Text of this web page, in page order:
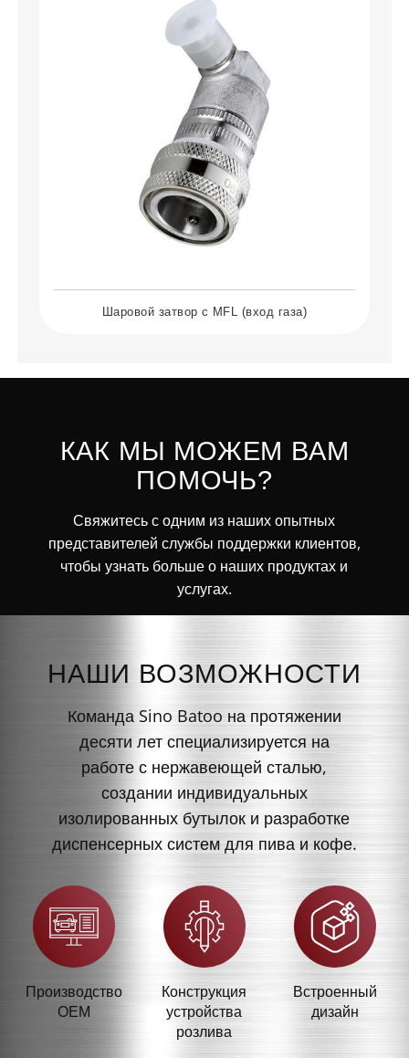
Шаровой затвор с MFL (вход газа)
КАК МЫ МОЖЕМ ВАМ
ПОМОЧЬ?
Свяжитесь с одним из наших опытных
представителей службы поддержки клиентов,
чтобы узнать больше о наших продуктах и
услугах.
НАШИ ВОЗМОЖНОСТИ
Команда Sino Batoo на протяжении
десяти лет специализируется на
работе с нержавеющей сталью,
создании индивидуальных
изолированных бутылок и разработке
диспенсерных систем для пива и кофе.
Производство
OEM
Конструкция
устройства
розлива
Встроенный
дизайн